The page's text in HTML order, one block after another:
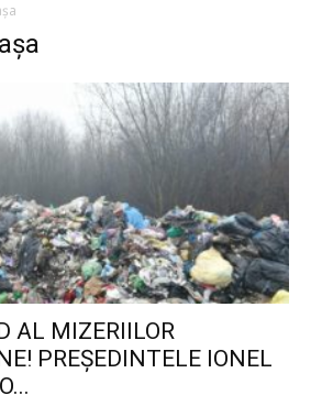
AL MIZERIILOR
PREȘEDINTELE IONEL